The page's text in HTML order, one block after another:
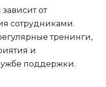
от
сотрудниками.
тренинги,
и
поддержки.